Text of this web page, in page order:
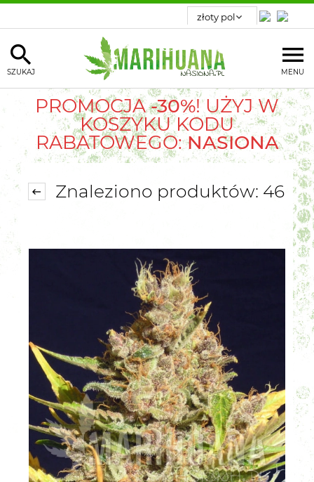
MENU
SZUKAJ
PROMOCJA-30%! UŻYJ W
KOSZYKU KODU
RABATOWEGO:NASIONA
Znaleziono produktów: 46